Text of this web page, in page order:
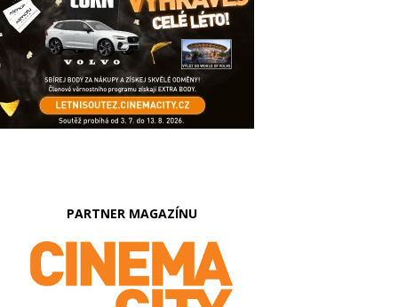
PARTNER MAGAZÍNU